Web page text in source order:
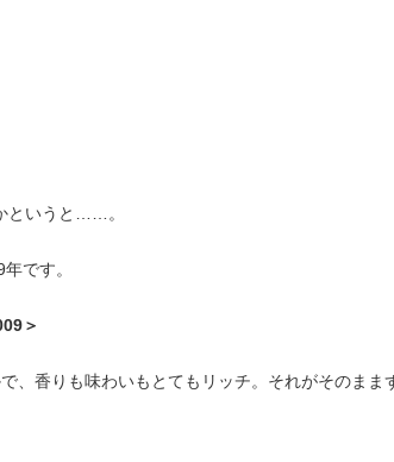
というと……。
です。
＞
、香りも味わいもとてもリッチ。それがそのまま